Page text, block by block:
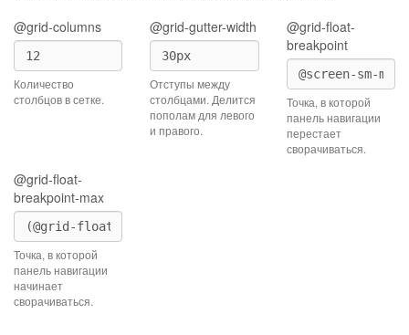
@grid-columns
Количество
столбцов в сетке.
@grid-gutter-width
Отступы между
столбцами. Делится
пополам для левого
и правого.
@grid-float-
breakpoint
Точка, в которой
панель навигации
перестает
сворачиваться.
@grid-float-
breakpoint-max
Точка, в которой
панель навигации
начинает
сворачиваться.